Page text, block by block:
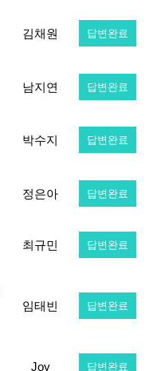
김채원 답변완료
남지연 답변완료
박수지 답변완료
정은아 답변완료
최규민 답변완료
임태빈 답변완료
Joy 답변완료